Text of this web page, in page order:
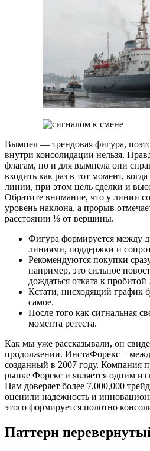
Вымпел — трендовая фигура,
внутри консолидации нельзя.
флагам, но и для вымпела они
входить как раз в тот момент,
линии, при этом цель сделки и
Обратите внимание, что у линии
уровень наклона, а прорыв
расстоянии ⅓ от вершины.
Фигура формируется между
линиями, поддержки и
Рекомендуются покупки
например, это сильное
дождаться отката к
Кстати, нисходящий график
самое.
После того как сигнальная
момента ретеста.
Как мы уже рассказывали, он
продолжении. ИнстаФорекс –
созданный в 2007 году. Компания
рынке Форекс и является одним
Нам доверяет более 7,000,000
оценили надежность и
этого формируется полотно
Паттерн